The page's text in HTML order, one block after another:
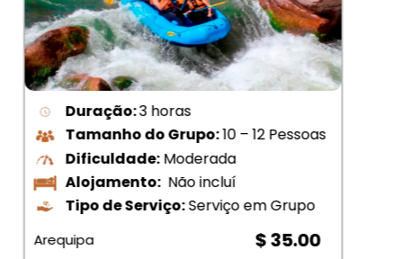
Duração : 1 dia
Tamanho do Grupo: 10 – 12 Pessoas
Dificuldade:Moderada
Alojamento:não inclui
Tipo de Serviço:Serviço em Grupo
Arequipa $ 50.00